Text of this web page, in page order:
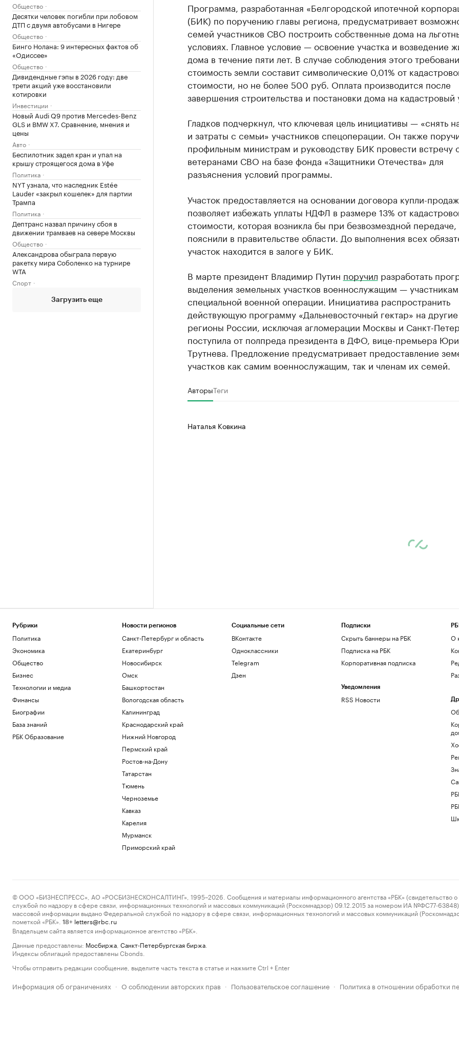
Общество
Десятки человек погибли при лобовом
ДТП с двумя автобусами в Нигере
Общество
Бинго Нолана: 9 интересных фактов об
«Одиссее»
Общество
Дивидендные гэпы в 2026 году: две
трети акций уже восстановили
котировки
Инвестиции
Новый Audi Q9 против Mercedes-Benz
GLS и BMW X7. Сравнение, мнения и
цены
Авто
Беспилотник задел кран и упал на
крышу строящегося дома в Уфе
Политика
NYT узнала, что наследник Estée
Lauder «закрыл кошелек» для партии
Трампа
Политика
Дептранс назвал причину сбоя в
движении трамваев на севере Москвы
Общество
Александрова обыграла первую
ракетку мира Соболенко на турнире
WTA
Спорт
Загрузить еще
Программа, разработанная «Белгородской ипотечной
(БИК) по поручению главы региона, предусматривает
семей участников СВО построить собственные дома на
условиях. Главное условие — освоение участка и возведение
дома в течение пяти лет. В случае соблюдения этого
стоимость земли составит символические 0,01% от
стоимости, но не более 500 руб. Оплата производится после
завершения строительства и постановки дома на кадастровый
Гладков подчеркнул, что ключевая цель инициативы — «снять
и затраты с семьи» участников спецоперации. Он также
профильным министрам и руководству БИК провести встречу
ветеранами СВО на базе фонда «Защитники Отечества» для
разъяснения условий программы.
Участок предоставляется на основании договора купли-
позволяет избежать уплаты НДФЛ в размере 13% от
стоимости, которая возникла бы при безвозмездной передаче,
пояснили в правительстве области. До выполнения всех
участок находится в залоге у БИК.
В марте президент Владимир Путин поручил разработать
выделения земельных участков военнослужащим — участникам
специальной военной операции. Инициатива распространить
действующую программу «Дальневосточный гектар» на другие
регионы России, исключая агломерации Москвы и Санкт-
поступила от полпреда президента в ДФО, вице-премьера
Трутнева. Предложение предусматривает предоставление
участков как самим военнослужащим, так и членам их семей.
АвторыТеги
Наталья Ковкина
Рубрики
Политика
Экономика
Общество
Бизнес
Технологии и медиа
Финансы
Биографии
База знаний
РБК Образование
Новости регионов
Санкт-Петербург и область
Екатеринбург
Новосибирск
Омск
Башкортостан
Вологодская область
Калининград
Краснодарский край
Нижний Новгород
Пермский край
Ростов-на-Дону
Татарстан
Тюмень
Черноземье
Кавказ
Карелия
Мурманск
Приморский край
Социальные сети
ВКонтакте
Одноклассники
Telegram
Дзен
Подписки
Скрыть баннеры на РБК
Подписка на РБК
Корпоративная подписка
Уведомления
RSS Новости
О
© ООО «БИЗНЕСПРЕСС», АО «РОСБИЗНЕСКОНСАЛТИНГ», 1995–2026. Сообщения и материалы информационного агентства «РБК» (свидетельство о
службой по надзору в сфере связи, информационных технологий и массовых коммуникаций (Роскомнадзор) 09.12.2015 за номером ИА №ФС77-63848)
массовой информации выдано Федеральной службой по надзору в сфере связи, информационных технологий и массовых коммуникаций
пометкой «РБК».
18+ letters@rbc.ru
Владельцем сайта является информационное агентство «РБК».
Данные предоставлены: Мосбиржа Санкт-Петербургская биржа
Индексы облигаций предоставлены Cbonds.
Чтобы отправить редакции сообщение, выделите часть текста в статье и нажмите Ctrl + Enter
Информация об ограничениях · О соблюдении авторских прав · Пользовательское соглашение · Политика в отношении обработки